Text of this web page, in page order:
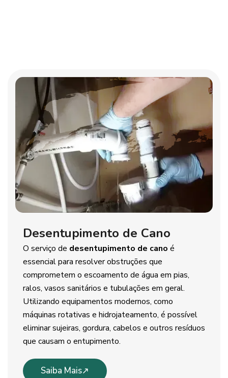
Desentupimento de Cano
O serviço de desentupimento de cano é
essencial para resolver obstruções que
comprometem o escoamento de água em pias,
ralos, vasos sanitários e tubulações em geral.
Utilizando equipamentos modernos, como
máquinas rotativas e hidrojateamento, é possível
eliminar sujeiras, gordura, cabelos e outros resíduos
que causam o entupimento.
Saiba Mais